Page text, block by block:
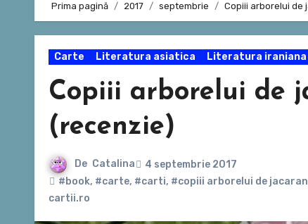
Prima pagină 2017 septembrie Copiii arborelui de
Carte Literatura asiatica Literatura iraniana
Copiii arborelui de
(recenzie)
De Catalina
4 septembrie 2017
#book, #carte, #carti, #copiii arborelui de
cartii.ro